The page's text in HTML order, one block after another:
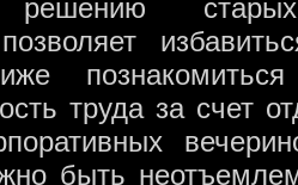
решению
труда за счет
быть